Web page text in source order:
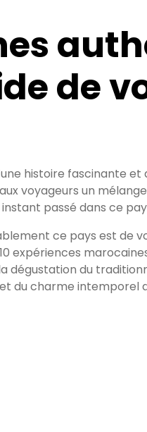
de
histoire fascinante
voyageurs un
passé dans ce
ce pays est de
expériences
dégustation du
du charme intemporel